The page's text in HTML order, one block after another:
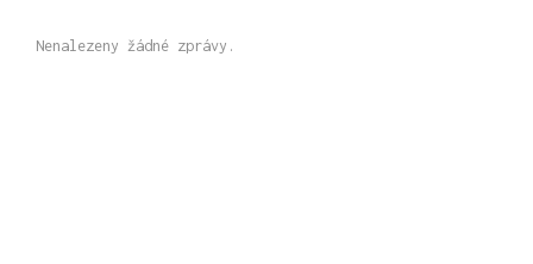
Nenalezeny žádné zprávy.